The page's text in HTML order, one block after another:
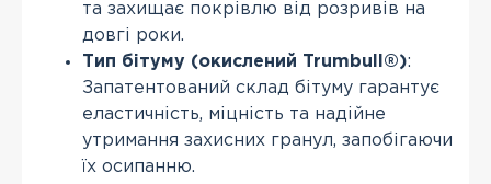
та захищає покрівлю від розривів на
довгі роки.
Тип бітуму (окислений Trumbull®):
Запатентований склад бітуму гарантує
еластичність, міцність та надійне
утримання захисних гранул, запобігаючи
їх осипанню.